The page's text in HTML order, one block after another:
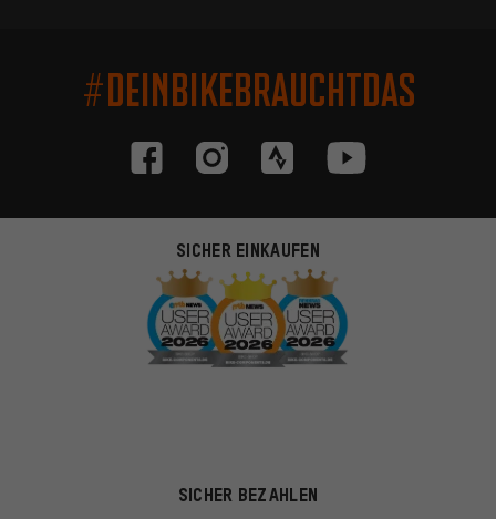
#DEINBIKEBRAUCHTDAS
SICHER EINKAUFEN
SICHER BEZAHLEN